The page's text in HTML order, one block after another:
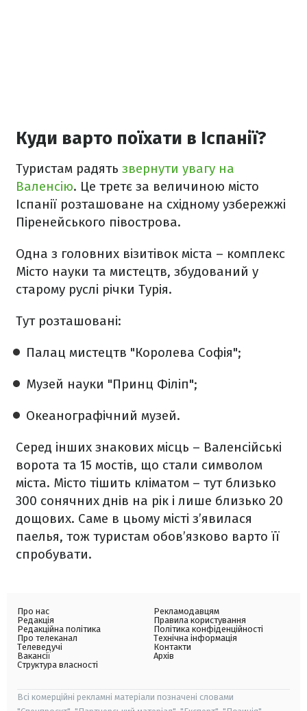
Куди варто поїхати в Іспанії?
Туристам радять звернути увагу на
Валенсію. Це третє за величиною місто
Іспанії розташоване на східному узбережжі
Піренейського півострова.
Одна з головних візитівок міста – комплекс
Місто науки та мистецтв, збудований у
старому руслі річки Турія.
Тут розташовані:
Палац мистецтв "Королева Софія";
Музей науки "Принц Філіп";
Океанографічний музей.
Серед інших знакових місць – Валенсійські
ворота та 15 мостів, що стали символом
міста. Місто тішить кліматом – тут близько
300 сонячних днів на рік і лише близько 20
дощових. Саме в цьому місті з’явилася
паелья, тож туристам обов’язково варто її
спробувати.
Про нас
Редакція
Редакційна політика
Про телеканал
Телеведучі
Вакансії
Структура власності
Рекламодавцям
Правила користування
Політика конфіденційності
Технічна інформація
Контакти
Архів
Всі комерційні рекламні матеріали позначені словами